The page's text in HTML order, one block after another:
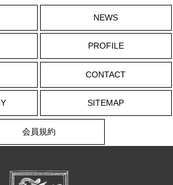
NEWS
PROFILE
CONTACT
SITEMAP
会員規約